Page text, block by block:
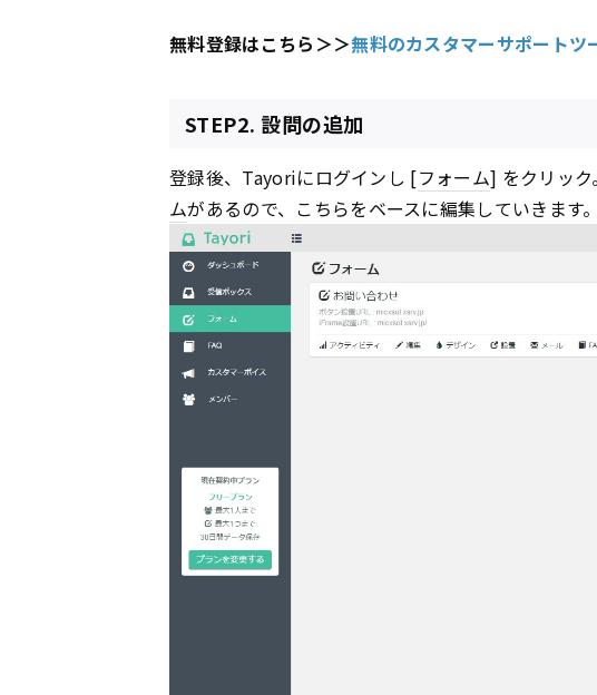
無料登録はこちら＞＞無料のカスタマーサポートツ
STEP2. 設問の追加
登録後、Tayoriにログインし [フォーム] をクリッ
ムがあるので、こちらをベースに編集していきます。